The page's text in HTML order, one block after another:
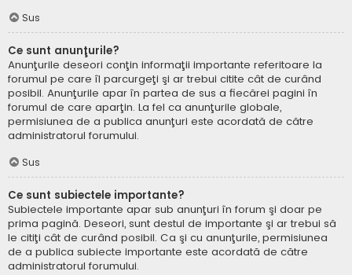
Sus
Ce sunt anunţurile?
Anunţurile deseori conţin informaţii importante referitoare la
forumul pe care îl parcurgeţi şi ar trebui citite cât de curând
posibil. Anunţurile apar în partea de sus a fiecărei pagini în
forumul de care aparţin. La fel ca anunţurile globale,
permisiunea de a publica anunţuri este acordată de către
administratorul forumului.
Sus
Ce sunt subiectele importante?
Subiectele importante apar sub anunţuri în forum şi doar pe
prima pagină. Deseori, sunt destul de importante şi ar trebui să
le citiţi cât de curând posibil. Ca şi cu anunţurile, permisiunea
de a publica subiecte importante este acordată de către
administratorul forumului.